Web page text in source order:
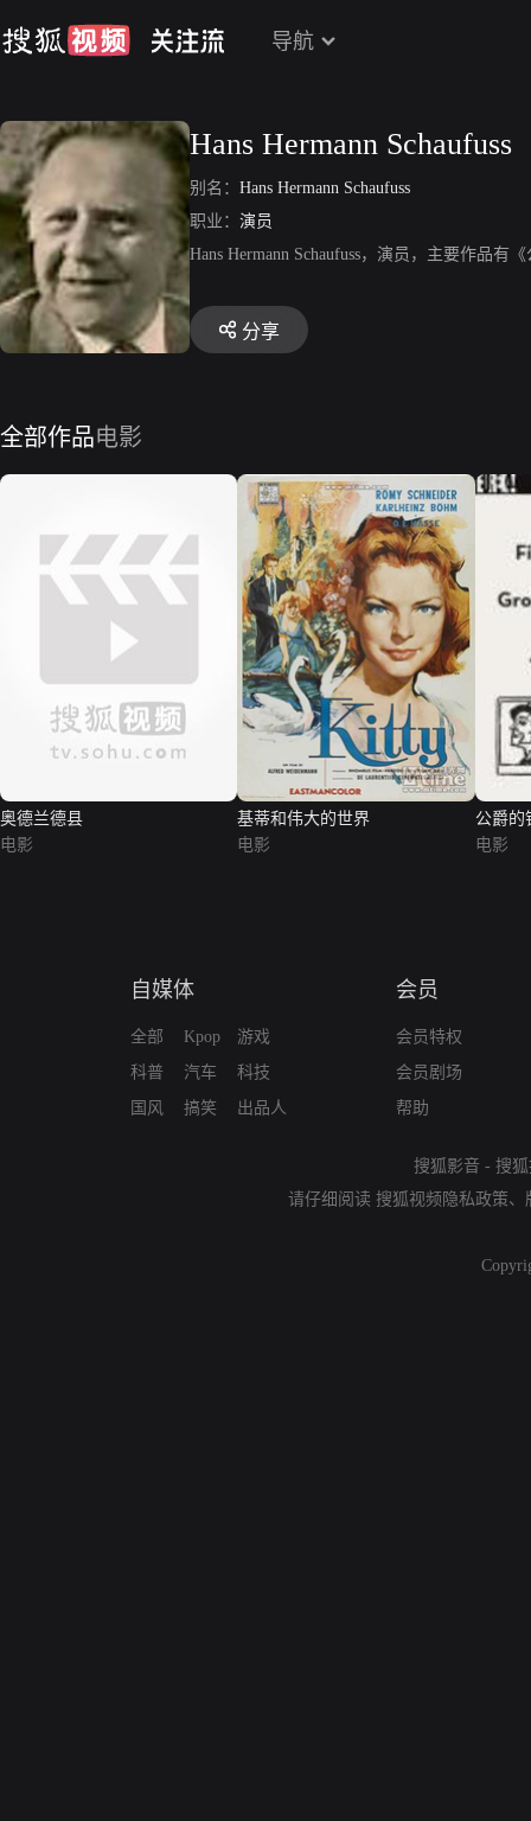
导航
Hans Hermann Schaufuss
别名： Hans Hermann Schaufuss
职业： 演员
Hans Hermann Schaufuss，演员，主要作品
分享
全部作品电影
奥德兰德县
电影
基蒂和伟大的世界
电影
公爵的
电影
自媒体
全部
科普
国风
Kpop
汽车
搞笑
游戏
科技
出品人
会员
会员特权
会员剧场
帮助
搜狐影音 - 搜
请仔细阅读 搜狐视频隐私政策、